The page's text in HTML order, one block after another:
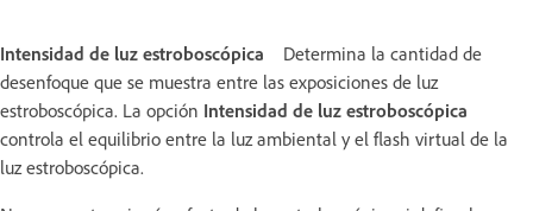
Intensidad de luz estroboscópica
Determina la cantidad de
desenfoque que se muestra entre las exposiciones de luz
estroboscópica. La opción Intensidad de luz estroboscópica
controla el equilibrio entre la luz ambiental y el flash virtual de la
luz estroboscópica.